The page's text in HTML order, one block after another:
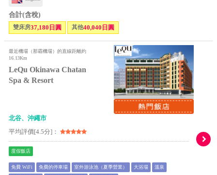
合計(含稅)
雙床房37,180日圓 其他40,040日圓
最近機場（那霸機場）的直線距離約
16.13Km
LeQu Okinawa Chatan
Spa & Resort
北谷、沖繩市
平均評價[4.5分]：
度假飯店
免費 WiFi 免費的停車場 室外游泳池（夏季營業） 大浴場 溫泉